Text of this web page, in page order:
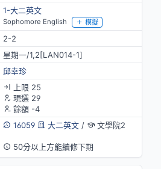
1-大二英文
Sophomore English 模擬
2-2
星期一/1,2[LAN014-1]
邱幸珍
上限 25
現選 29
餘額 -4
16059
大二英文/ 文學院2
50分以上方能續修下期